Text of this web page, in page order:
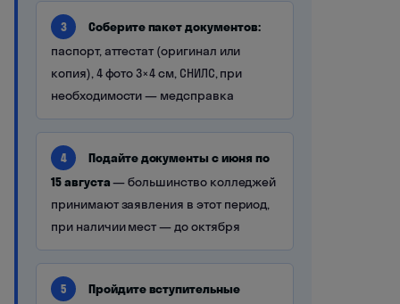
3
Соберите пакет документов:
паспорт, аттестат (оригинал или
копия), 4 фото 3×4 см, СНИЛС, при
необходимости — медсправка
4
Подайте документы с июня по
15 августа— большинство колледжей
принимают заявления в этот период,
при наличии мест — до октября
5
Пройдите вступительные